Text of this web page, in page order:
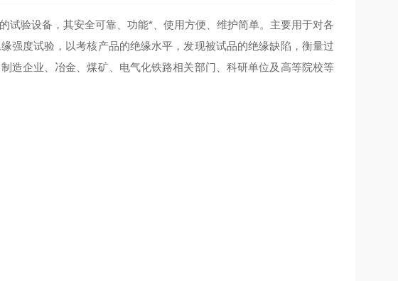
试验设备，其安全可靠、功能*、使用方便、维护简单。主要用于对各
强度试验，以考核产品的绝缘水平，发现被试品的绝缘缺陷，衡量过
造企业、冶金、煤矿、电气化铁路相关部门、科研单位及高等院校等